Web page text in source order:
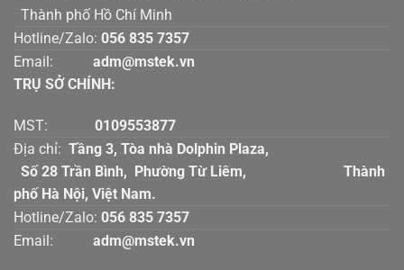
Thành phố Hồ Chí Minh
Hotline/Zalo: 056 835 7357
Email:
adm@mstek.vn
TRỤ SỞ CHÍNH:
MST: 0109553877
Địa chỉ: Tầng 3, Tòa nhà Dolphin Plaza,
Số 28 Trần Bình, Phường Từ Liêm, Thành
phố Hà Nội, Việt Nam.
Hotline/Zalo: 056 835 7357
Email:
adm@mstek.vn